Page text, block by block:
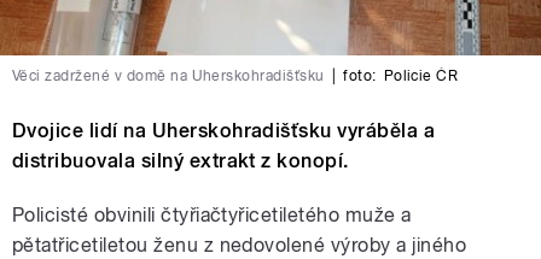
Věci zadržené v domě na Uherskohradišťsku foto: Policie ČR
Dvojice lidí na Uherskohradišťsku vyráběla a
distribuovala silný extrakt z konopí.
Policisté obvinili čtyřiačtyřicetiletého muže a
pětatřicetiletou ženu z nedovolené výroby a jiného